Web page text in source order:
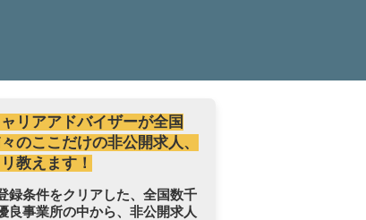
リアアドバイザーが全国
のここだけの非公開求人、
教えます！
録条件をクリアした、全国数千
良事業所の中から、非公開求人